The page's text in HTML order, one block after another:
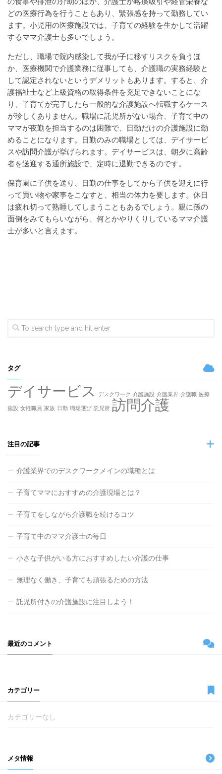
どの医療行為を行うこともあり、緊張感を持って勤務してい
ます。小児用の医療施設では、子育ての経験を生かして活躍
するママ介護士も多いでしょう。
ただし、職場で院内感染して我が子に移すリスクを負うほ
か、医療機関で介護業務に従事しても、介護職の実務経験と
して認定されないというデメリットもあります。すると、介
護福祉士など上級資格の取得条件を充足できないことにな
り、子育てが完了したら一般的な介護施設へ転職するケース
が珍しくありません。職場に託児所がない場合、子育て中の
ママが夜勤を担当するのは困難で、日勤だけの介護施設に勤
めることになります。日勤のみの職場としては、デイサービ
スや訪問介護が挙げられます。デイサービスは、朝夕に高齢
者を送迎する通所施設で、定時に退勤できるのです。
保育園に子供を送り、日勤の仕事をしてから子供を迎えに行
って買い物や家事をこなすと、相当の体力を要します。休日
は疲れ切って熟睡してしまうこともあるでしょう。親に孫の
面倒をみてもらいながら、何とかやりくりしているママ介護
士が多いと言えます。
タグ
デイサービス デスクワーク 介護施設 介護業界 介護職 医療
施設 女性職員 家族 日勤 職場選び 託児所 訪問介護
注目の記事
介護業界でのデスクワークメインの職種とは
子育てママにおすすめの介護現場とは？
子育てをしながら介護職を続けるコツ
子育て中のママ介護士の毎日
小さな子供がいる方におすすめしたい介護の仕事
無理なく働き、子育ても頑張るための方法
託児所付きの介護施設に注目しよう！
最近のコメント
カテゴリー
カテゴリーなし
メタ情報